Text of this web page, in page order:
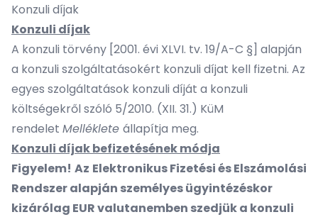
Konzuli díjak
Konzuli díjak
A konzuli törvény [2001. évi XLVI. tv. 19/A-C §] alapján
a konzuli szolgáltatásokért konzuli díjat kell fizetni. Az
egyes szolgáltatások konzuli díját a konzuli
költségekről szóló 5/2010. (XII. 31.) KüM
rendelet Melléklete állapítja meg.
Konzuli díjak befizetésének módja
Figyelem! Az Elektronikus Fizetési és Elszámolási
Rendszer alapján személyes ügyintézéskor
kizárólag EUR valutanemben szedjük a konzuli